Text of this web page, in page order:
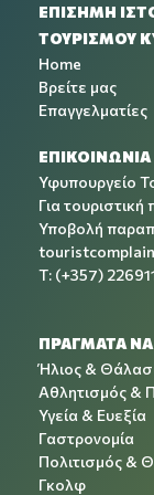
ΕΠΙΣΗΜΗ
ΤΟΥΡΙΣΜΟΥ
Home
Βρείτε μας
Επαγγελματίες
ΕΠΙΚΟΙΝΩΝΙΑ
Υφυπουργείο
Για
Υποβολή
T: (+357)
ΠΡΑΓΜΑΤΑ
Ήλιος &
Αθλητισμός &
Υγεία & Ευεξία
Γαστρονομία
Πολιτισμός &
Γκολφ